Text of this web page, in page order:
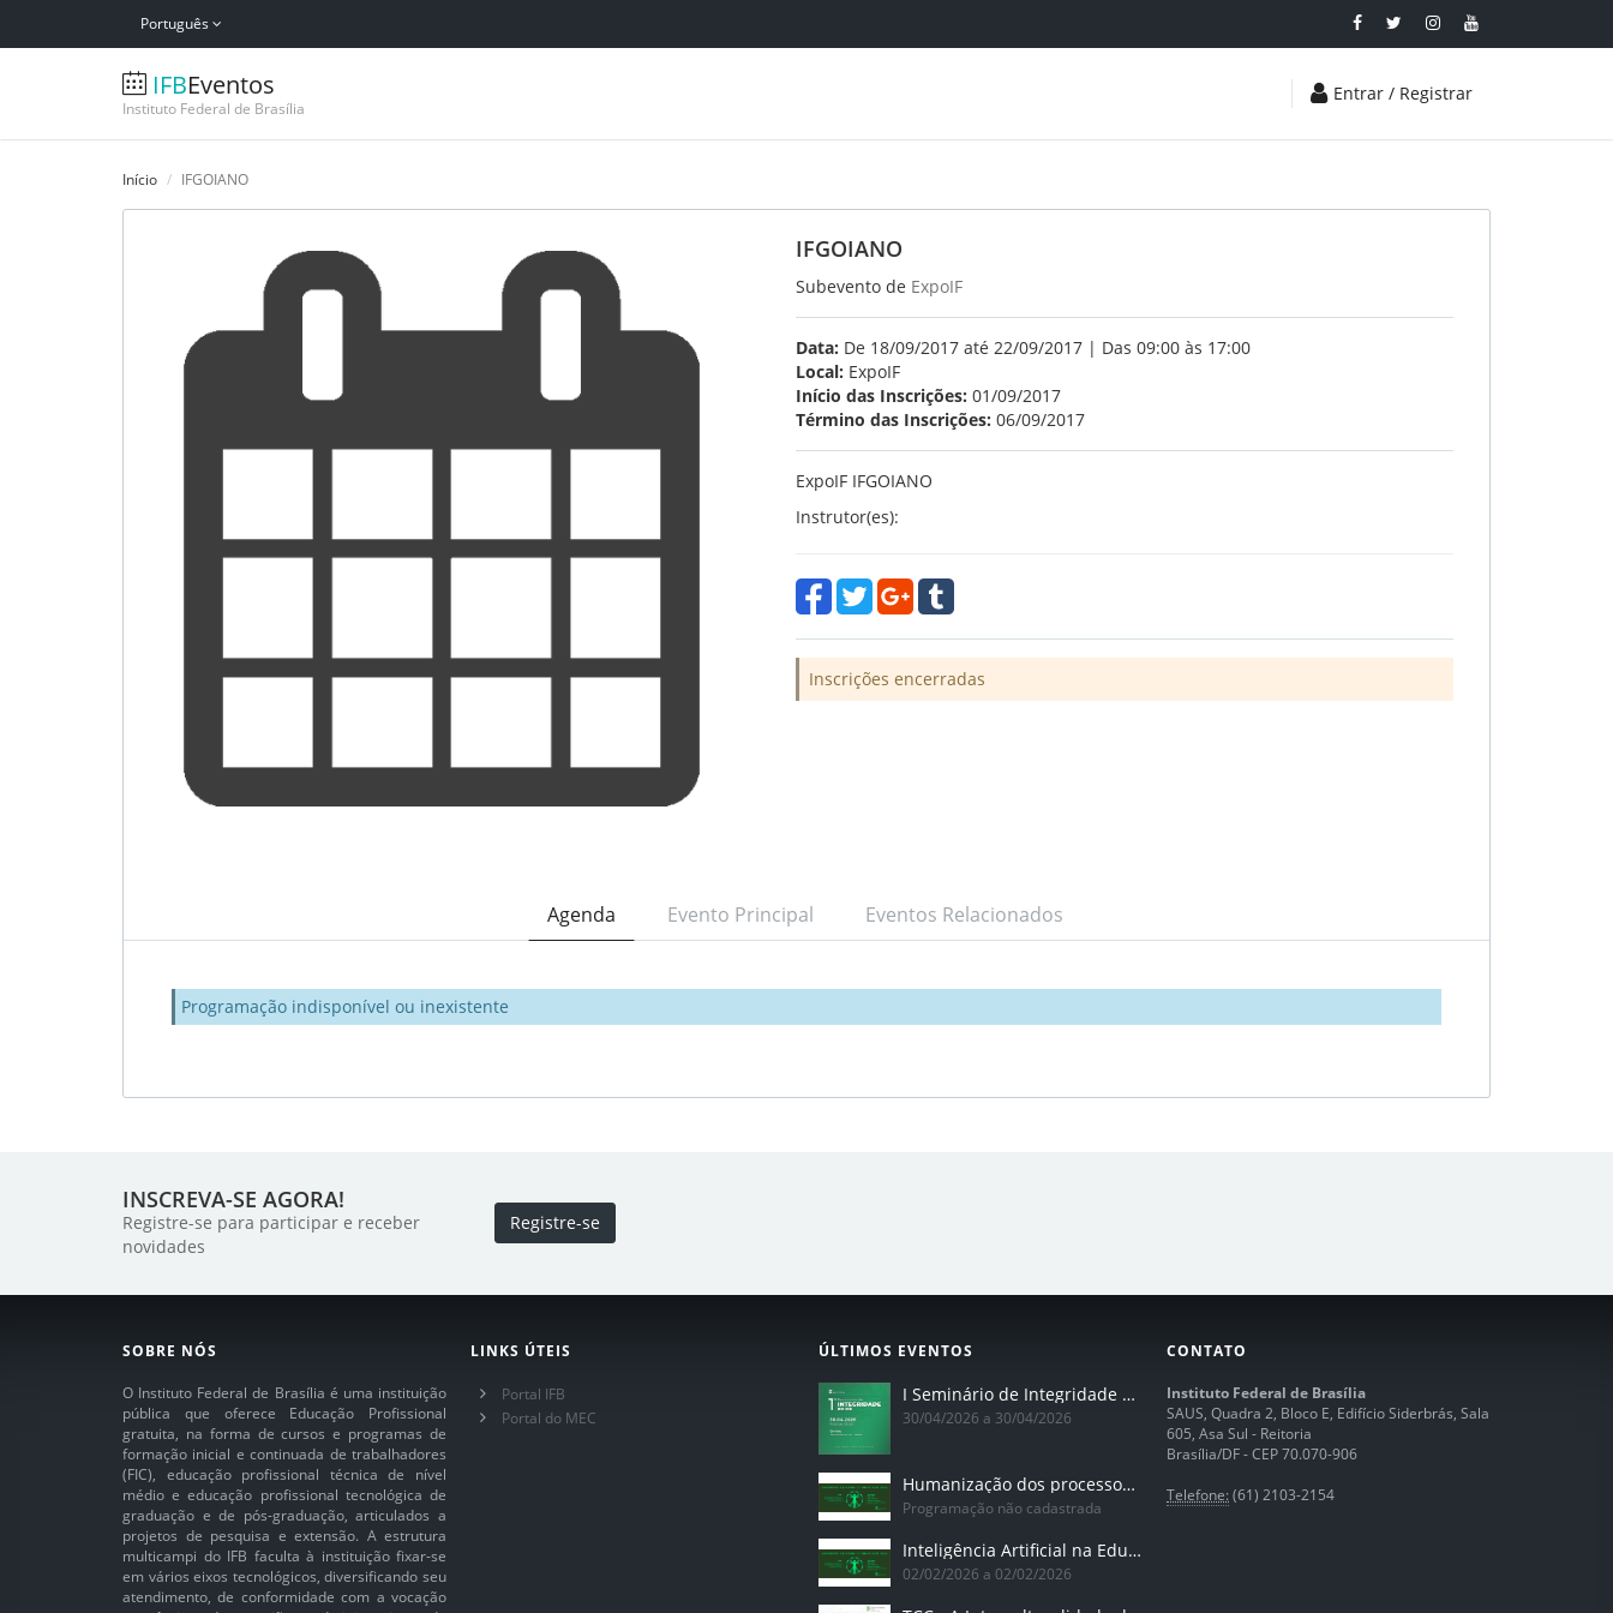
Português
IFBEventos
Instituto Federal de Brasília
Entrar / Registrar
Início IFGOIANO
IFGOIANO
Subevento de ExpoIF
Data: De 18/09/2017 até 22/09/2017 | Das 09:00 às 17:00
Local: ExpoIF
Início das Inscrições: 01/09/2017
Término das Inscrições: 06/09/2017
ExpoIF IFGOIANO
Instrutor(es):
Inscrições encerradas
Agenda Evento Principal Eventos Relacionados
Programação indisponível ou inexistente
INSCREVA-SE AGORA!
Registre-se para participar e receber
novidades
Registre-se
SOBRE NÓS
O Instituto Federal de Brasília é uma instituição
pública que oferece Educação Profissional
gratuita, na forma de cursos e programas de
formação inicial e continuada de trabalhadores
(FIC), educação profissional técnica de nível
médio e educação profissional tecnológica de
graduação e de pós-graduação, articulados a
projetos de pesquisa e extensão. A estrutura
multicampi do IFB faculta à instituição fixar-se
em vários eixos tecnológicos, diversificando seu
atendimento, de conformidade com a vocação
LINKS ÚTEIS
Portal IFB
Portal do MEC
ÚLTIMOS EVENTOS
I Seminário de Integridade do IFB
30/04/2026 a 30/04/2026
Humanização dos processos de trabalhos em tempos de IA
Programação não cadastrada
Inteligência Artificial na Educação Profissional e Tecnológica: potencialidades, desafios e desenvolvimento docente
02/02/2026 a 02/02/2026
CONTATO
Instituto Federal de Brasília
SAUS, Quadra 2, Bloco E, Edifício Siderbrás, Sala
605, Asa Sul - Reitoria
Brasília/DF - CEP 70.070-906
Telefone: (61) 2103-2154